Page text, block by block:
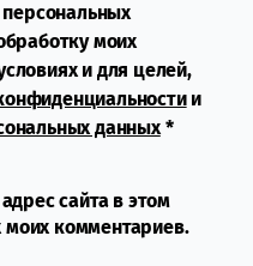
моих
и для целей,
и
данных*
сайта в этом
комментариев.